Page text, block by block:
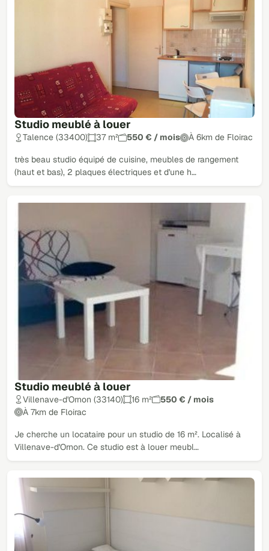
Studio meublé à louer
Talence (33400) 37 m² 550 € / mois À 6km de Floirac
très beau studio équipé de cuisine, meubles de rangement
(haut et bas), 2 plaques électriques et d'une h…
Studio meublé à louer
Villenave-d'Ornon (33140) 16 m²
550 € / mois
À 7km de Floirac
Je cherche un locataire pour un studio de 16 m². Localisé à
Villenave-d'Ornon. Ce studio est à louer meubl…